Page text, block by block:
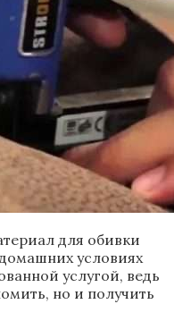
для обивки
условиях
услугой, ведь
но и получить